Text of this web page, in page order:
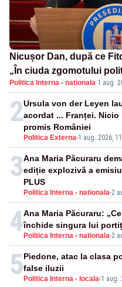
Nicușor Dan, după ce
„În ciuda zgomotului
Politica Interna - nationala·1 aug.
2
Politica Externa-1 aug. 2026,
Ursula von der Leyen
acordat ... Franței.
promis României
3
Politica Interna - nationala-2
Ana Maria Păcuraru
ediție explozivă a
PLUS
4 Politica Interna - nationala-2
Ana Maria Păcuraru:
închide singura lui
5 Politica Interna - locala-1 aug.
Piedone, atac la clasa
false iluzii